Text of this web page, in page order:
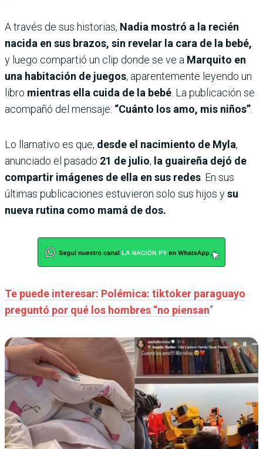
A través de sus historias, Nadia mostró a la recién
nacida en sus brazos, sin revelar la cara de la bebé,
y luego compartió un clip donde se ve a Marquito en
una habitación de juegos, aparentemente leyendo un
libro mientras ella cuida de la bebé . La publicación se
acompañó del mensaje: “Cuánto los amo, mis niños”
Lo llamativo es que, desde el nacimiento de Myla,
anunciado el pasado 21 de julio, la guaireña dejó de
compartir imágenes de ella en sus redes . En sus
últimas publicaciones estuvieron solo sus hijos ysu
nueva rutina como mamá de dos.
Te puede interesar: Polémica: tiktoker paraguayo
preguntó por qué los hombres “no piensan”